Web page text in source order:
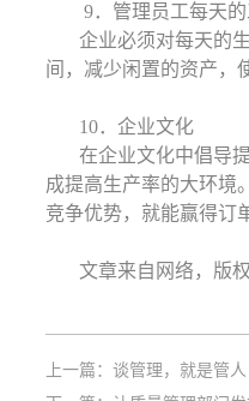
9．管理员工每天
企业必须对每天的
间，减少闲置的资产，
10．企业文化
在企业文化中倡导
成提高生产率的大环境
竞争优势，就能赢得订
文章来自网络，版
上一篇： 谈管理，就是管人